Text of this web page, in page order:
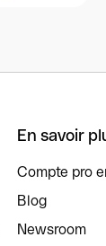
En savoir
Compte pro
Blog
Newsroom